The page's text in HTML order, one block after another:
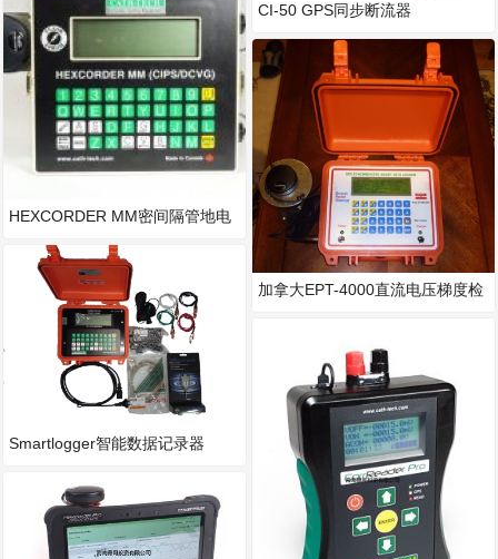
HEXCORDER MM密间隔管地电
Smartlogger智能数据记录器
CI-50 GPS同步断流器
加拿大EPT-4000直流电压梯度检